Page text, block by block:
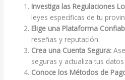
Investiga las Regulaciones
leyes específicas de tu
Elige una Plataforma
reseñas y reputación.
Crea una Cuenta Segura:
seguras y actualiza tus
Conoce los Métodos de